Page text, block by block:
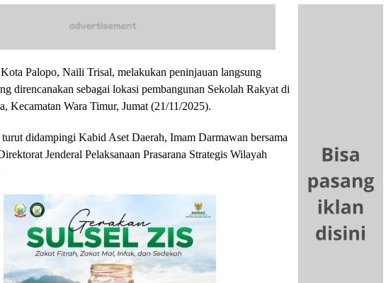
Palopo, Naili Trisal, melakukan peninjauan langsung
direncanakan sebagai lokasi pembangunan Sekolah Rakyat di
Kecamatan Wara Timur, Jumat (21/11/2025).
didampingi Kabid Aset Daerah, Imam Darmawan bersama
Jenderal Pelaksanaan Prasarana Strategis Wilayah